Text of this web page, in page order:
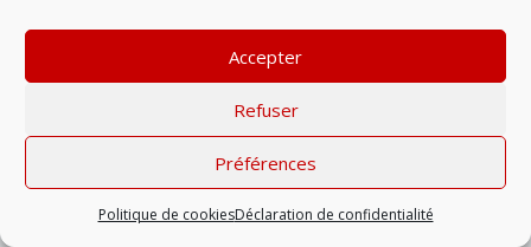
Accepter
Refuser
Préférences
Politique de cookiesDéclaration de confidentialité
Mentions légales| © 2022 |Politique de
confidentialité